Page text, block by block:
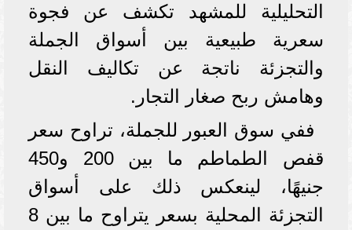
التحليلية للمشهد تكشف عن فجوة
سعرية طبيعية بين أسواق الجملة
والتجزئة ناتجة عن تكاليف النقل
وهامش ربح صغار التجار.
ففي سوق العبور للجملة، تراوح سعر
قفص الطماطم ما بين 200 و450
جنيهًا، لينعكس ذلك على أسواق
التجزئة المحلية بسعر يتراوح ما بين 8